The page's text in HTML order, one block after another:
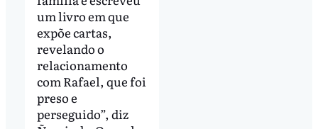
um livro em que
expõe cartas,
revelando o
relacionamento
com Rafael, que foi
preso e
perseguido”, diz